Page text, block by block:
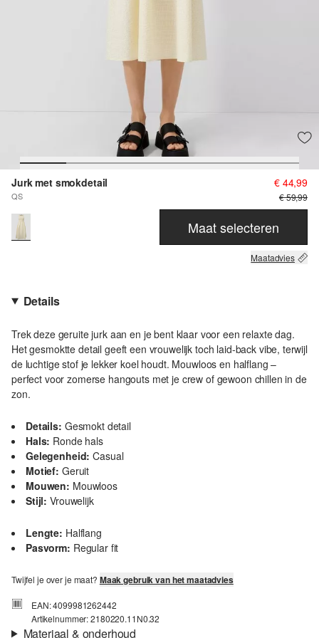
Jurk met smokdetail
QS
€ 44,99
€ 59,99
Maat selecteren
Maatadvies
Details
Trek deze geruite jurk aan en je bent klaar voor een relaxte dag.
Het gesmoktte detail geeft een vrouwelijk toch laid-back vibe, terwijl
de luchtige stof je lekker koel houdt. Mouwloos en halflang –
perfect voor zomerse hangouts met je crew of gewoon chillen in de
zon.
Details: Gesmokt detail
Hals: Ronde hals
Gelegenheid: Casual
Motief: Geruit
Mouwen: Mouwloos
Stijl: Vrouwelijk
Lengte: Halflang
Pasvorm: Regular fit
Twijfel je over je maat? Maak gebruik van het maatadvies
EAN: 4099981262442
Artikelnummer: 2180220.11N0.32
Materiaal & onderhoud